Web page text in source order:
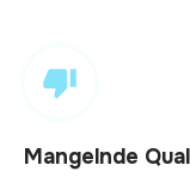
Mangelnde